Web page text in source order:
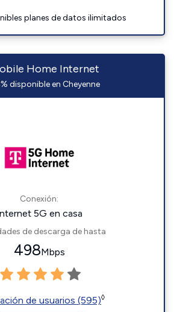
planes de datos ilimitados
Home Internet
disponible en Cheyenne
Conexión:
5G en casa
de descarga de hasta
498Mbps
de usuarios (595)◊